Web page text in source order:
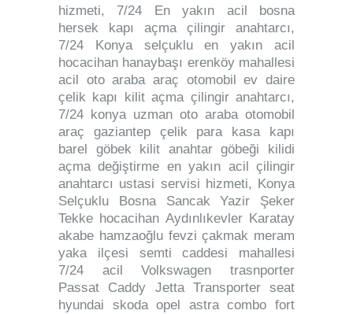
hizmeti, 7/24 En yakın acil bosna
hersek kapı açma çilingir anahtarcı,
7/24 Konya selçuklu en yakın acil
hocacihan hanaybaşı erenköy mahallesi
acil oto araba araç otomobil ev daire
çelik kapı kilit açma çilingir anahtarcı,
7/24 konya uzman oto araba otomobil
araç gaziantep çelik para kasa kapı
barel göbek kilit anahtar göbeği kilidi
açma değiştirme en yakın acil çilingir
anahtarcı ustasi servisi hizmeti, Konya
Selçuklu Bosna Sancak Yazir Şeker
Tekke hocacihan Aydınlıkevler Karatay
akabe hamzaoğlu fevzi çakmak meram
yaka ilçesi semti caddesi mahallesi
7/24 acil Volkswagen trasnporter
Passat Caddy Jetta Transporter seat
hyundai skoda opel astra combo fort